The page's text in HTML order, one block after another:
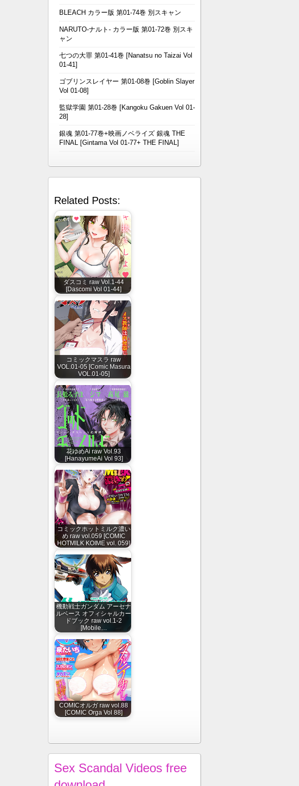
BLEACH カラー版 第01-74巻 別スキャン
NARUTO-ナルト- カラー版 第01-72巻 別スキ
ャン
七つの大罪 第01-41巻 [Nanatsu no Taizai Vol
01-41]
ゴブリンスレイヤー 第01-08巻 [Goblin Slayer
Vol 01-08]
監獄学園 第01-28巻 [Kangoku Gakuen Vol 01-
28]
銀魂 第01-77巻+映画ノベライズ 銀魂 THE
FINAL [Gintama Vol 01-77+ THE FINAL]
Related Posts:
ダスコミ raw Vol.1-44
[Dascomi Vol 01-44]
コミックマスラ raw
VOL.01-05 [Comic Masura
VOL.01-05]
花ゆめAi raw Vol.93
[HanayumeAi Vol 93]
コミックホットミルク濃い
め raw vol.059 [COMIC
HOTMILK KOIME vol. 059]
機動戦士ガンダム アーセナ
ルベース オフィシャルカー
ドブック raw vol.1-2
[Mobile…
COMICオルガ raw vol.88
[COMIC Orga Vol 88]
Sex Scandal Videos free